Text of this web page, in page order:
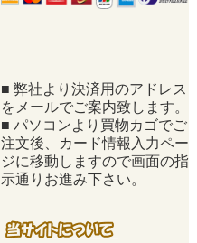
■ 弊社より決済用のアドレス
をメールでご案内致します。
■ パソコンより買物カゴでご
注文後、カード情報入力ペー
ジに移動しますので画面の指
示通りお進み下さい。